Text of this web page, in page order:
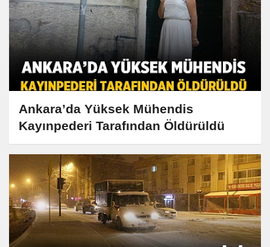
Ankara’da Yüksek Mühendis
Kayınpederi Tarafından Öldürüldü